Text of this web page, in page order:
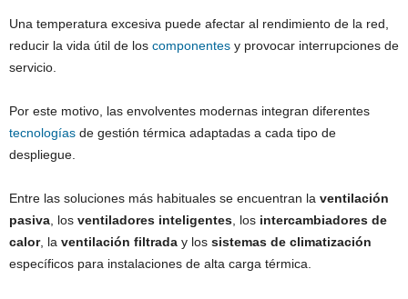
Una temperatura excesiva puede afectar al rendimiento de la red,
reducir la vida útil de los componentes y provocar interrupciones de
servicio.
Por este motivo, las envolventes modernas integran diferentes
tecnologías de gestión térmica adaptadas a cada tipo de
despliegue.
Entre las soluciones más habituales se encuentran la ventilación
pasiva , los ventiladores inteligentes , los intercambiadores de
calor, la ventilación filtrada y los sistemas de climatización
específicos para instalaciones de alta carga térmica.